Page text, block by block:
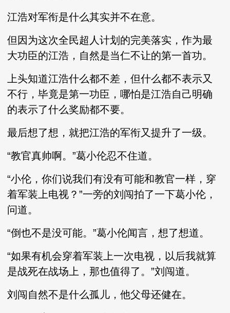
江浩对军衔是什么其实并不在意。
但因为这次全民超人计划的完美落实，作为最
大功臣的江浩，自然是当仁不让的第一首功。
上头知道江浩什么都不差，但什么都不表示又
不行，毕竟是第一功臣，哪怕是江浩自己明确
的表示了什么奖励都不要。
最后想了想，就把江浩的军衔又提升了一级。
“教官真帅啊。”葛小伦忍不住道。
“小伦，你们说我们有没有可能和教官一样，穿
着军装上电视？”一旁的刘闯拍了一下葛小伦，
问道。
“倒也不是没可能。”葛小伦闻言，想了想道。
“如果有机会穿着军装上一次电视，以后我就算
是战死在战场上，那也值得了。”刘闯道。
刘闯自然不是什么孤儿，他父母还健在。